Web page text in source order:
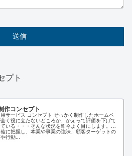
プト
作コンセプト
ビス コンセプト せっかく制作したホームペ
く役に立たないどころか、かえって評価を下げて
ている・・・そんな状況を昨今よく目にします。目
に把握し、本業や事業の強味、顧客ターゲットの
行動...